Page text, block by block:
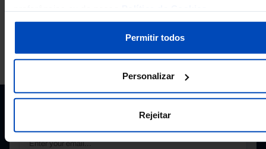
Permitir todos
Personalizar
Rejeitar
PORDATA IS A PROJECT OF THE FUNDAÇÃO FRANCISCO MANUEL DOS
SANTOS.
SUBSCRIBE TO FUNDAÇÃO NEWSLETTER
STAY IN THE LOOP.